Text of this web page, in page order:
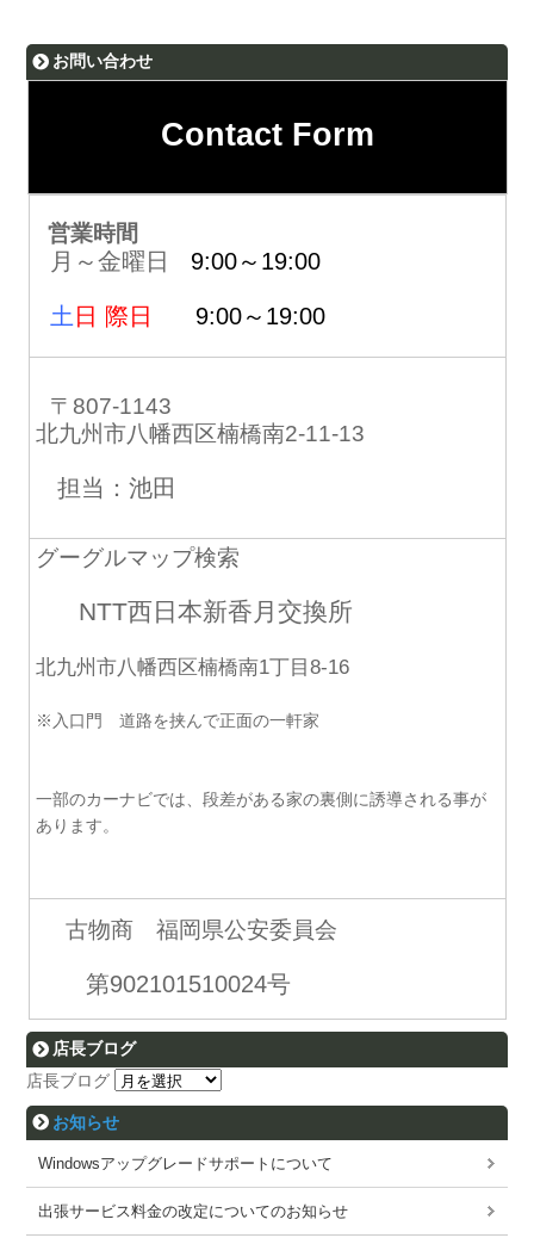
お問い合わせ
Contact Form
営業時間
月～金曜日 9:00～19:00
土 日 際日 9:00～19:00
〒807-1143
北九州市八幡西区楠橋南2-11-13
担当：池田
グーグルマップ検索
NTT西日本新香月交換所
北九州市八幡西区楠橋南1丁目8-16
※入口門 道路を挟んで正面の一軒家
一部のカーナビでは、段差がある家の裏側に誘導される事が
あります。
古物商 福岡県公安委員会
第902101510024号
店長ブログ
店長ブログ
お知らせ
Windowsアップグレードサポートについて
出張サービス料金の改定についてのお知らせ